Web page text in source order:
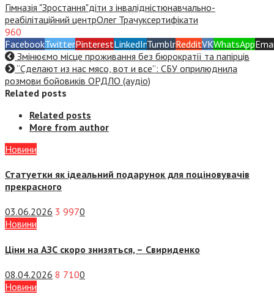
Гімназія "Зростання"діти з інвалідністюнавчально-
реабілітаційний центрОлег Трачуксертифікати
960
FacebookTwitterPinterestLinkedInTumblrRedditVKWhatsApp
Змінюємо місце проживання без бюрократії та папірців
“Сделают из нас мясо, вот и все”: СБУ оприлюднила
розмови бойовиків ОРДЛО (аудіо)
Related posts
Related posts
More from author
Новини
Статуетки як ідеальний подарунок для поціновувачів
прекрасного
03.06.2026 3 9970
Новини
Ціни на АЗС скоро знизяться, – Свириденко
08.04.2026 8 7100
Новини